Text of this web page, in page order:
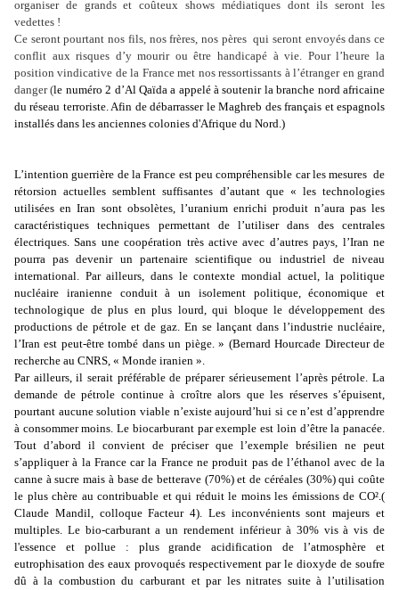
organiser de grands et coûteux shows médiatiques dont ils seront les
vedettes !
Ce seront pourtant nos fils, nos frères, nos pères qui seront envoyés dans ce
conflit aux risques d’y mourir ou être handicapé à vie. Pour l’heure la
position vindicative de la France met nos ressortissants à l’étranger en grand
danger (le numéro 2 d’Al Qaïda a appelé à soutenir la branche nord africaine
du réseau terroriste. Afin de débarrasser le Maghreb des français et espagnols
installés dans les anciennes colonies d'Afrique du Nord.)
L’intention guerrière de la France est peu compréhensible car les mesures de
rétorsion actuelles semblent suffisantes d’autant que « les technologies
utilisées en Iran sont obsolètes, l’uranium enrichi produit n’aura pas les
caractéristiques techniques permettant de l’utiliser dans des centrales
électriques. Sans une coopération très active avec d’autres pays, l’Iran ne
pourra pas devenir un partenaire scientifique ou industriel de niveau
international. Par ailleurs, dans le contexte mondial actuel, la politique
nucléaire iranienne conduit à un isolement politique, économique et
technologique de plus en plus lourd, qui bloque le développement des
productions de pétrole et de gaz. En se lançant dans l’industrie nucléaire,
l’Iran est peut-être tombé dans un piège. » (Bernard Hourcade Directeur de
recherche au CNRS, « Monde iranien ».
Par ailleurs, il serait préférable de préparer sérieusement l’après pétrole. La
demande de pétrole continue à croître alors que les réserves s’épuisent,
pourtant aucune solution viable n’existe aujourd’hui si ce n’est d’apprendre
à consommer moins. Le biocarburant par exemple est loin d’être la panacée.
Tout d’abord il convient de préciser que l’exemple brésilien ne peut
s’appliquer à la France car la France ne produit pas de l’éthanol avec de la
canne à sucre mais à base de betterave (70%) et de céréales (30%) qui coûte
le plus chère au contribuable et qui réduit le moins les émissions de CO².(
Claude Mandil, colloque Facteur 4). Les inconvénients sont majeurs et
multiples. Le bio-carburant a un rendement inférieur à 30% vis à vis de
l'essence et pollue : plus grande acidification de l’atmosphère et
eutrophisation des eaux provoqués respectivement par le dioxyde de soufre
dû à la combustion du carburant et par les nitrates suite à l’utilisation